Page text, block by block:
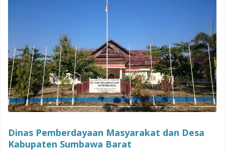
Dinas Pemberdayaan Masyarakat dan Desa
Kabupaten Sumbawa Barat